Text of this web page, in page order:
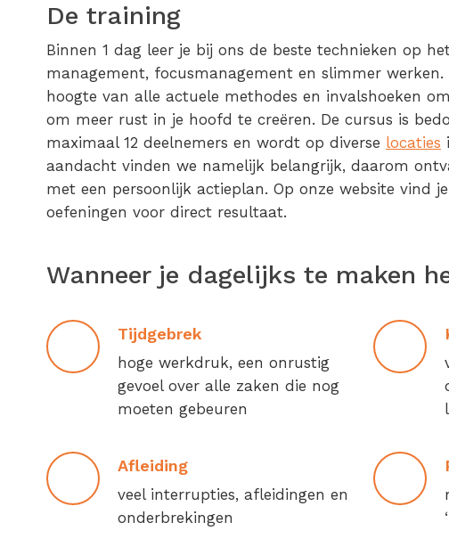
De training
Binnen 1 dag leer je bij ons de beste technieken op
management, focusmanagement en slimmer
hoogte van alle actuele methodes en invalshoeken
om meer rust in je hoofd te creëren. De cursus is
maximaal 12 deelnemers en wordt op diverse locaties
aandacht vinden we namelijk belangrijk, daarom
met een persoonlijk actieplan. Op onze website vind
oefeningen voor direct resultaat.
Wanneer je dagelijks te maken
Tijdgebrek
hoge werkdruk, een onrustig
gevoel over alle zaken die nog
moeten gebeuren
Afleiding
veel interrupties, afleidingen en
onderbrekingen